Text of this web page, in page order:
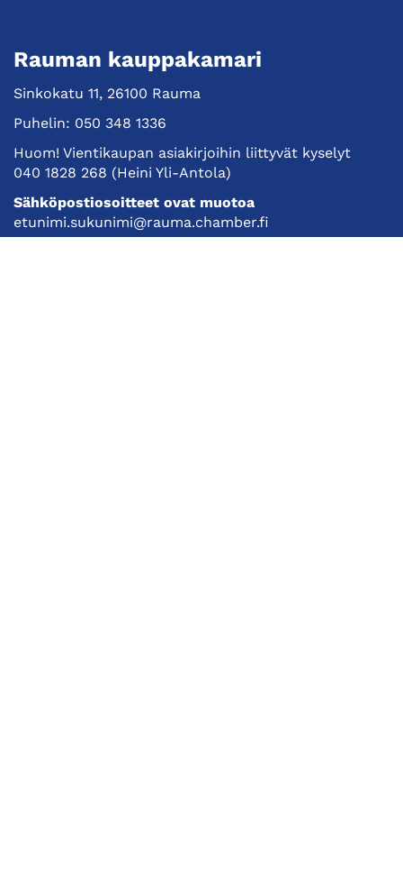
Rauman kauppakamari
Sinkokatu 11, 26100 Rauma
Puhelin: 050 348 1336
Huom! Vientikaupan asiakirjoihin liittyvät kyselyt
040 1828 268 (Heini Yli-Antola)
Sähköpostiosoitteet ovat muotoa
etunimi.sukunimi@rauma.chamber.fi